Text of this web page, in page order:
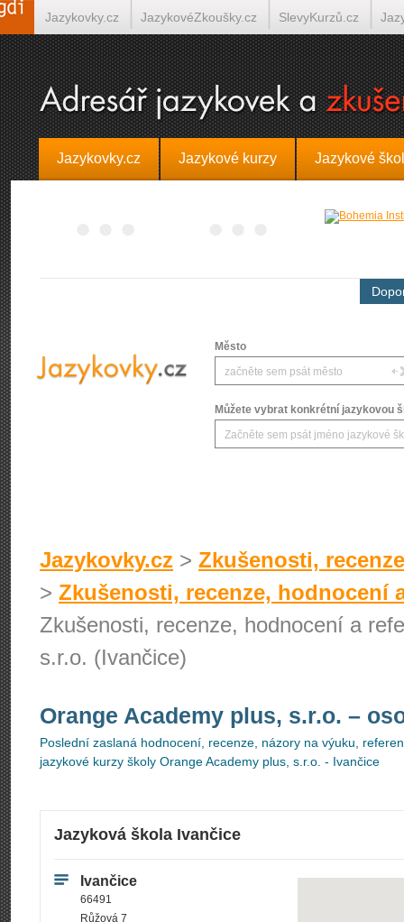
Jazykovky.cz Jazykové kurzy Jazykové
Město
Můžete vybrat konkrétní jazykovou
Jazykovky.cz > Zkušenosti,
> Zkušenosti, recenze, hodnocení
Zkušenosti, recenze, hodnocení a
s.r.o. (Ivančice)
Orange Academy plus, s.r.o. –
Poslední zaslaná hodnocení, recenze, názory na výuku,
jazykové kurzy školy Orange Academy plus, s.r.o. - Ivančice
Jazyková škola Ivančice
Ivančice
66491
Růžová 7
Jazykovky.cz JazykovéZkoušky.cz SlevyKurzů.cz
Španělština on-line Italština on-line Tlumočení-